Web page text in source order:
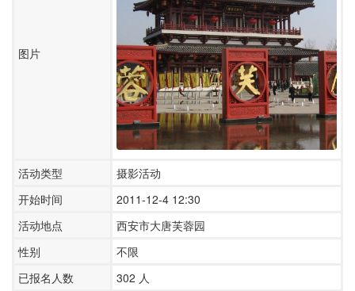
图片
活动类型
摄影活动
开始时间
2011-12-4 12:30
活动地点
西安市大唐芙蓉园
性别
不限
已报名人数
302 人